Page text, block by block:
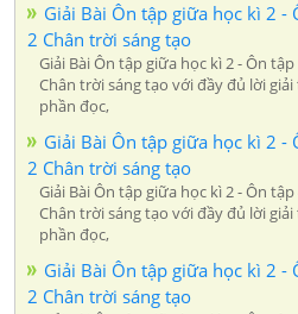
Giải Bài Ôn tập giữa học kì 2 -
2 Chân trời sáng tạo
Giải Bài Ôn tập giữa học kì 2 - Ôn tập
Chân trời sáng tạo với đầy đủ lời
phần đọc,
Giải Bài Ôn tập giữa học kì 2 -
2 Chân trời sáng tạo
Giải Bài Ôn tập giữa học kì 2 - Ôn tập
Chân trời sáng tạo với đầy đủ lời
phần đọc,
Giải Bài Ôn tập giữa học kì 2 -
2 Chân trời sáng tạo